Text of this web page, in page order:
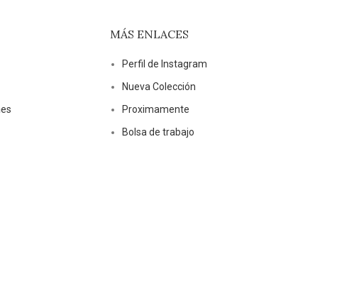
MÁS ENLACES
Perfil de Instagram
Nueva Colección
Proximamente
Bolsa de trabajo